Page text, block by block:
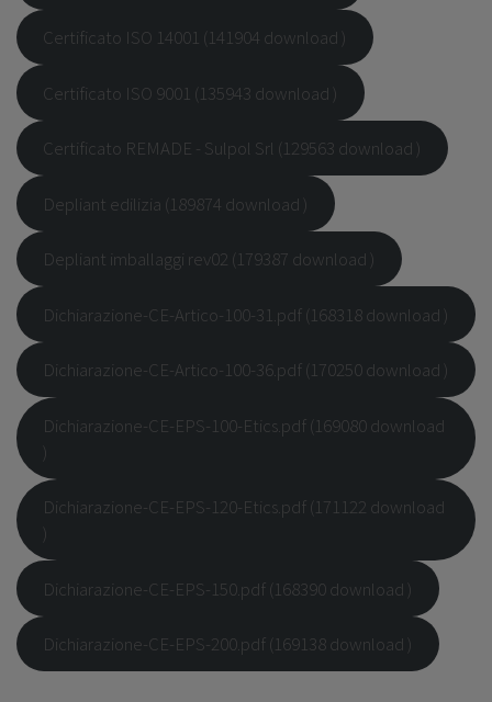
Certificato ISO 14001 (141904 download )
Certificato ISO 9001 (135943 download )
Certificato REMADE - Sulpol Srl (129563 download )
Depliant edilizia (189874 download )
Depliant imballaggi rev02 (179387 download )
Dichiarazione-CE-Artico-100-31.pdf (168318 download )
Dichiarazione-CE-Artico-100-36.pdf (170250 download )
Dichiarazione-CE-EPS-100-Etics.pdf (169080 download
)
Dichiarazione-CE-EPS-120-Etics.pdf (171122 download
)
Dichiarazione-CE-EPS-150.pdf (168390 download )
Dichiarazione-CE-EPS-200.pdf (169138 download )